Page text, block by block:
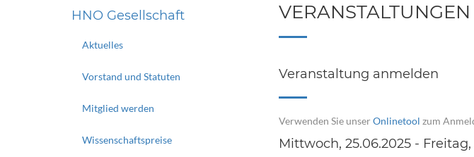
HNO Gesellschaft
Aktuelles
Vorstand und Statuten
Mitglied werden
Wissenschaftspreise
VERANSTALTUNGEN
Veranstaltung anmelden
Verwenden Sie unser Onlinetool zum
Mittwoch, 25.06.2025 - Freitag,